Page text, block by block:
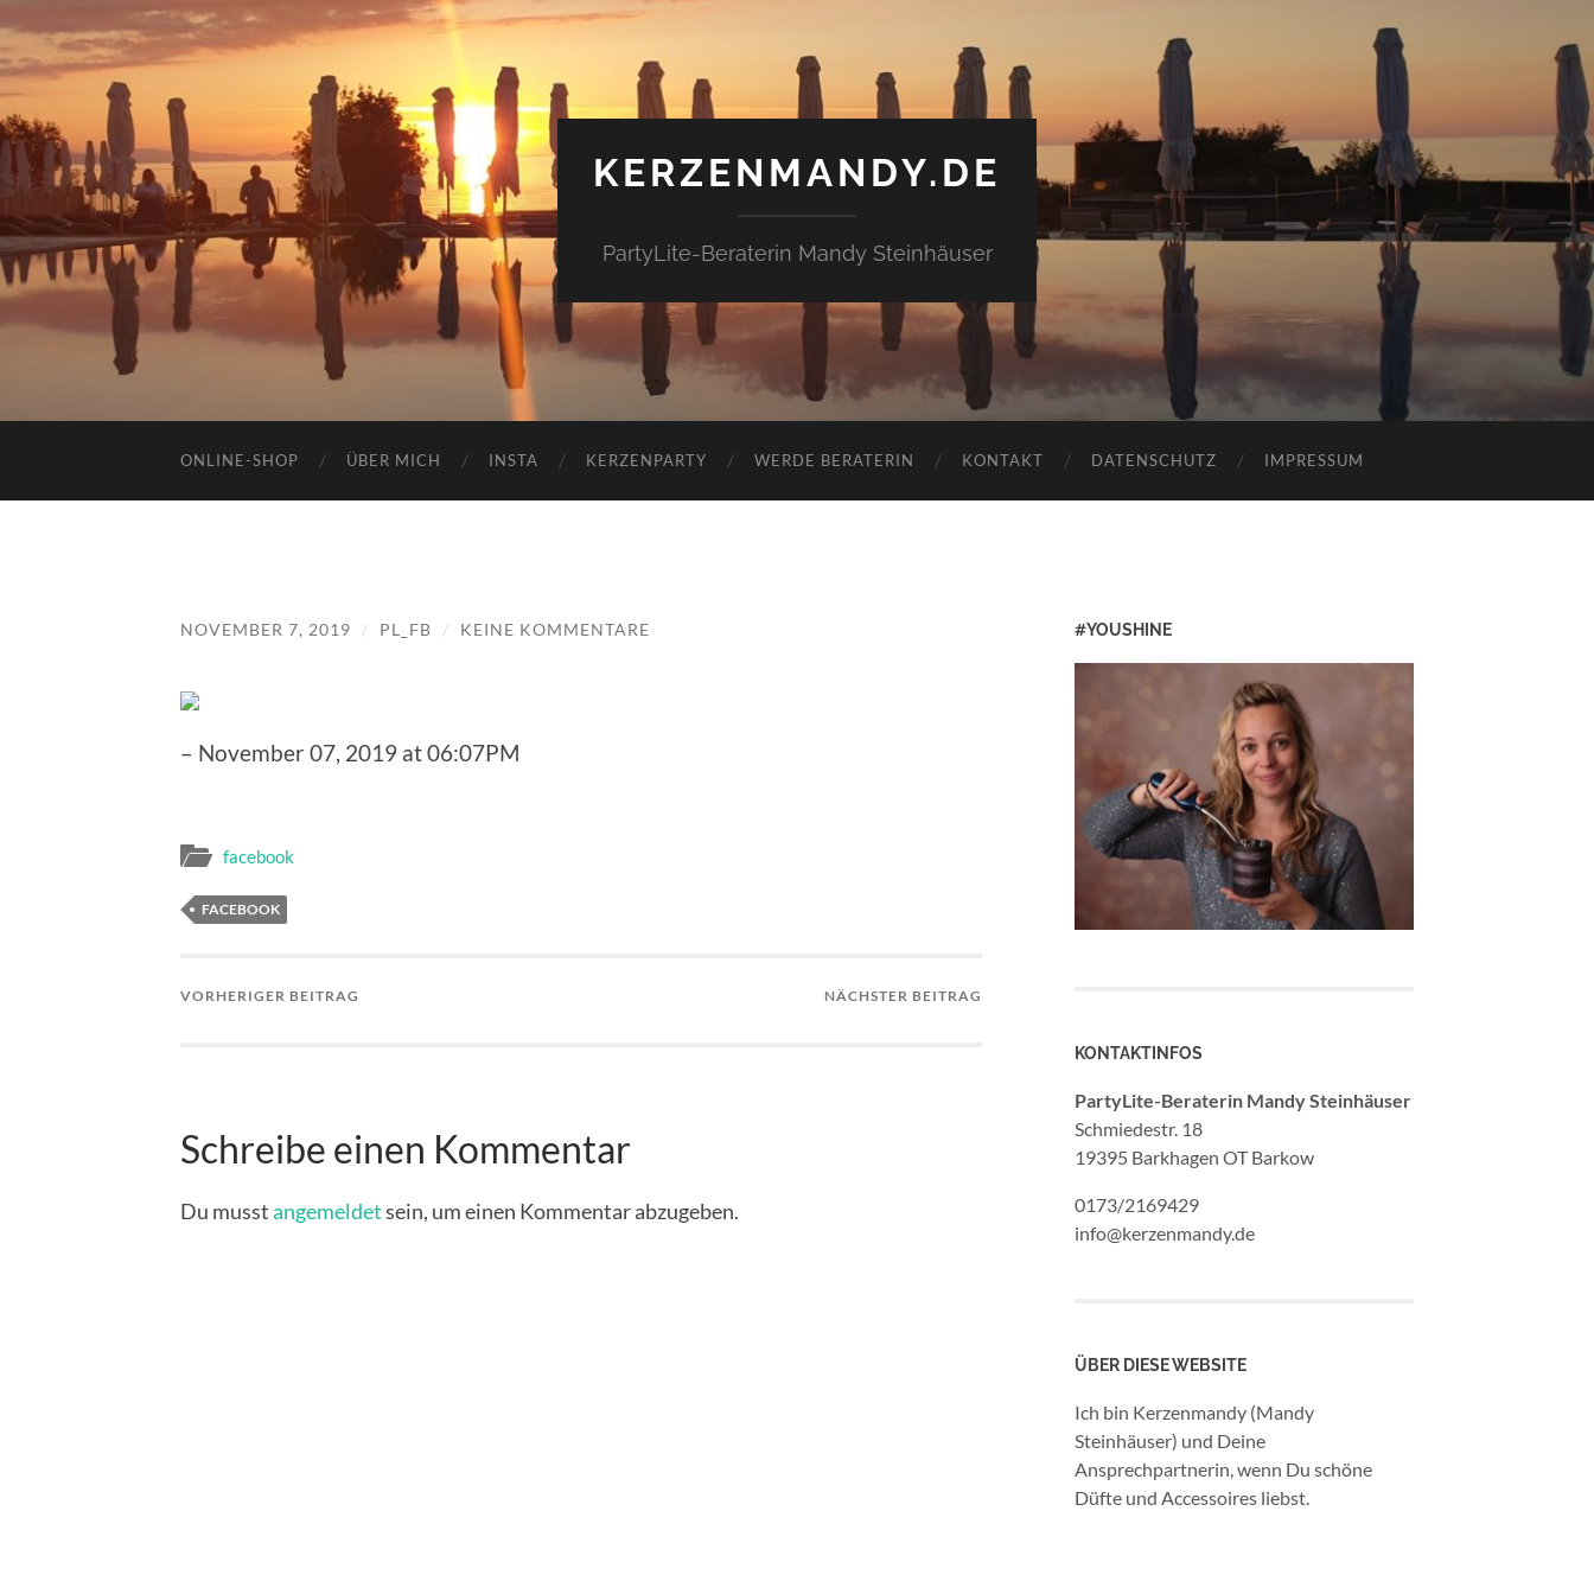
KERZENMANDY.DE
PartyLite-Beraterin Mandy Steinhäuser
ONLINE-SHOP ÜBER MICH INSTA KERZENPARTY WERDE BERATERIN KONTAKT DATENSCHUTZ IMPRESSUM
NOVEMBER 7, 2019 / PL_FB / KEINE KOMMENTARE
– November 07, 2019 at 06:07PM
facebook
FACEBOOK
VORHERIGER BEITRAG NÄCHSTER BEITRAG
Schreibe einen Kommentar
Du musstangemeldetsein, um einen Kommentar abzugeben.
#YOUSHINE
KONTAKTINFOS
PartyLite-Beraterin Mandy Steinhäuser
Schmiedestr. 18
19395 Barkhagen OT Barkow
0173/2169429
info@kerzenmandy.de
ÜBER DIESE WEBSITE
Ich bin Kerzenmandy (Mandy
Steinhäuser) und Deine
Ansprechpartnerin, wenn Du schöne
Düfte und Accessoires liebst.